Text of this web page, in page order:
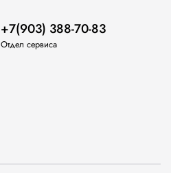
+7(903) 388-70-83
Отдел сервиса